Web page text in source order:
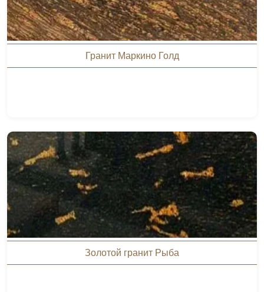
Гранит Маркино Голд
Золотой гранит Рыба